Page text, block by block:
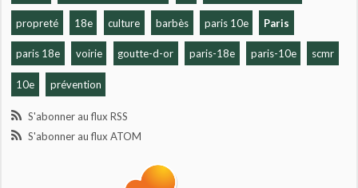
propreté 18e culture barbès paris 10e Paris
paris 18e voirie goutte-d-or paris-18e paris-10e scmr
10e prévention
S'abonner au flux RSS
S'abonner au flux ATOM